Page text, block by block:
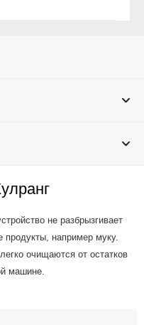
не разбрызгивает
продукты, например муку.
очищаются от остатков
машине.